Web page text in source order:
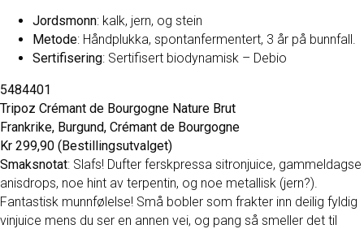
Jordsmonn: kalk, jern, og stein
Metode: Håndplukka, spontanfermentert, 3 år på bunnfall.
Sertifisering: Sertifisert biodynamisk – Debio
5484401
Tripoz Crémant de Bourgogne Nature Brut
Frankrike, Burgund, Crémant de Bourgogne
Kr 299,90 (Bestillingsutvalget)
Smaksnotat: Slafs! Dufter ferskpressa sitronjuice, gammeldagse
anisdrops, noe hint av terpentin, og noe metallisk (jern?).
Fantastisk munnfølelse! Små bobler som frakter inn deilig fyldig
vinjuice mens du ser en annen vei, og pang så smeller det til